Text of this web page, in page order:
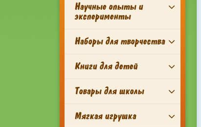
Научные опыты и
эксперименты
Наборы для творчества
Книги для детей
Товары для школы
Мягкая игрушка